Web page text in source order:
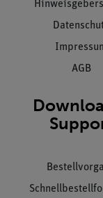
AGB